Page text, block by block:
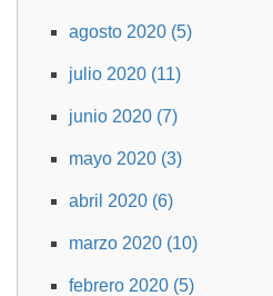
agosto 2020 (5)
julio 2020 (11)
junio 2020 (7)
mayo 2020 (3)
abril 2020 (6)
marzo 2020 (10)
febrero 2020 (5)